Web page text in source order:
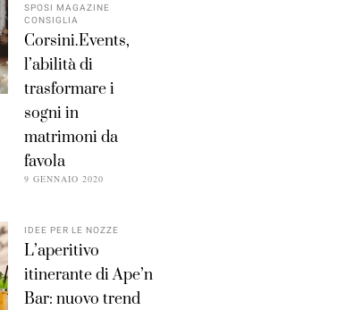
SPOSI MAGAZINE
CONSIGLIA
Corsini.Events,
l’abilità di
trasformare i
sogni in
matrimoni da
favola
9 GENNAIO 2020
IDEE PER LE NOZZE
L’aperitivo
itinerante di Ape’n
Bar: nuovo trend